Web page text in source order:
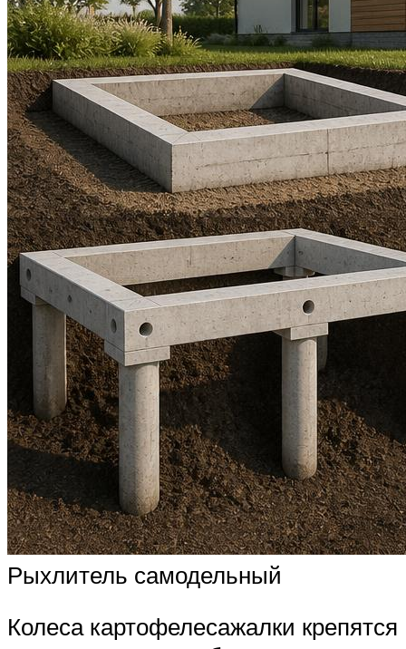
Рыхлитель самодельный
Колеса картофелесажалки крепятся